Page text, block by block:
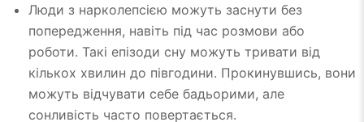
Люди з нарколепсією можуть заснути без
попередження, навіть під час розмови або
роботи. Такі епізоди сну можуть тривати від
кількох хвилин до півгодини. Прокинувшись, вони
можуть відчувати себе бадьорими, але
сонливість часто повертається.